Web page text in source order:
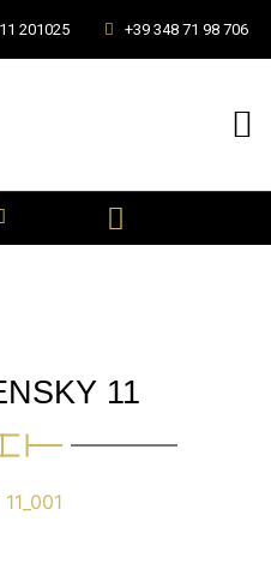
201025 +39 348 71 98 706
11